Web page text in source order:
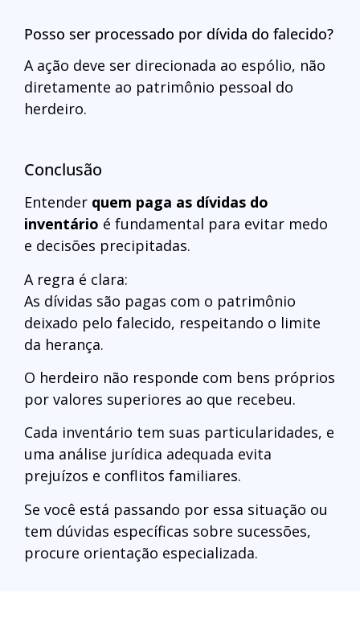
Posso ser processado por dívida do falecido?
A ação deve ser direcionada ao espólio, não
diretamente ao patrimônio pessoal do
herdeiro.
Conclusão
Entender quem paga as dívidas do
inventário é fundamental para evitar medo
e decisões precipitadas.
A regra é clara:
As dívidas são pagas com o patrimônio
deixado pelo falecido, respeitando o limite
da herança.
O herdeiro não responde com bens próprios
por valores superiores ao que recebeu.
Cada inventário tem suas particularidades, e
uma análise jurídica adequada evita
prejuízos e conflitos familiares.
Se você está passando por essa situação ou
tem dúvidas específicas sobre sucessões,
procure orientação especializada.